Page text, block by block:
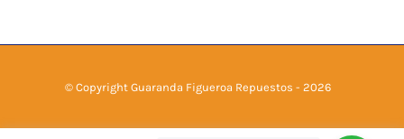
© Copyright Guaranda Figueroa Repuestos - 2026